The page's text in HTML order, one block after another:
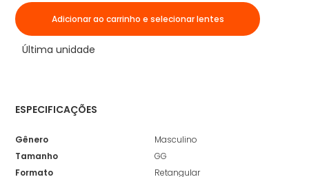
Adicionar ao carrinho e selecionar lentes
Última unidade
ESPECIFICAÇÕES
Gênero
Masculino
Tamanho
GG
Formato
Retangular